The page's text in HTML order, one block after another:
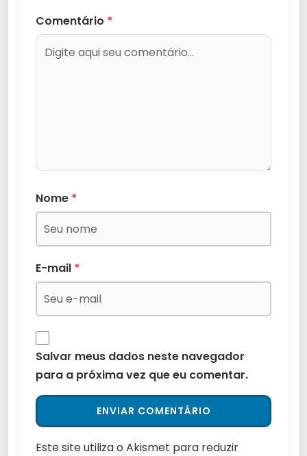
Comentário *
Nome *
E-mail *
Salvar meus dados neste navegador
para a próxima vez que eu comentar.
Este site utiliza o Akismet para reduzir